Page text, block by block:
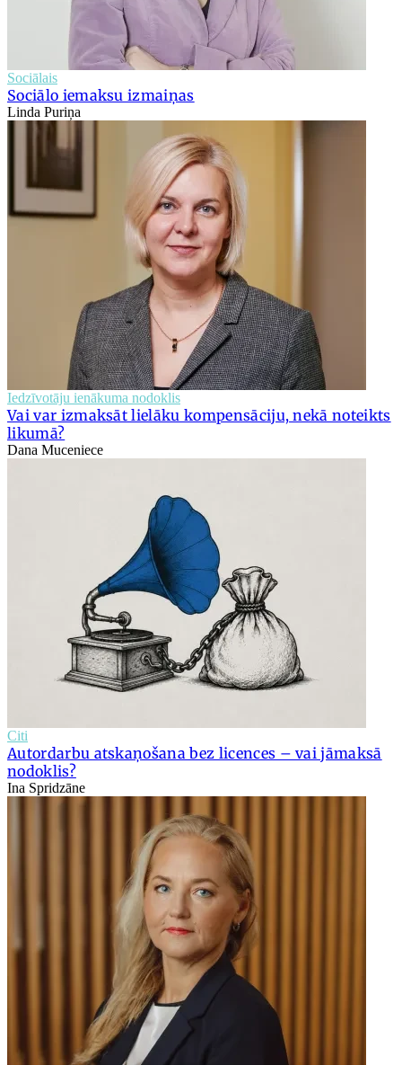
Sociālais
Sociālo iemaksu izmaiņas
Linda Puriņa
Iedzīvotāju ienākuma nodoklis
Vai var izmaksāt lielāku kompensāciju, nekā noteikts
likumā?
Dana Muceniece
Citi
Autordarbu atskaņošana bez licences – vai jāmaksā
nodoklis?
Ina Spridzāne